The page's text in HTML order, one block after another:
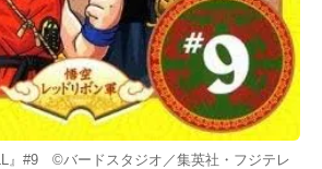
』#9 ©バードスタジオ／集英社・フジテレ